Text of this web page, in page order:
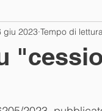
giu 2023 Tempo di